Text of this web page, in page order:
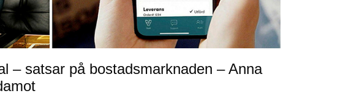
– satsar på bostadsmarknaden – Anna